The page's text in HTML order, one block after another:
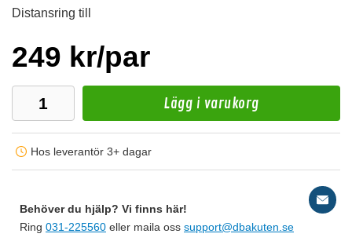
Distansring till
249 kr/par
Lägg i varukorg
Hos leverantör 3+ dagar
Behöver du hjälp? Vi finns här!
Ring 031-225560 eller maila oss support@dbakuten.se